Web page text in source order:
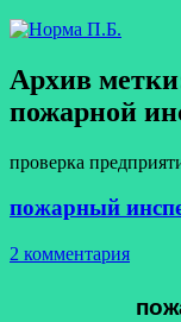
Архив
пожарной
проверка
пожарный
2 комментария